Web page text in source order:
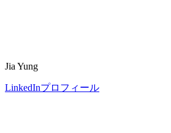
Jia Yung
LinkedInプロフィール